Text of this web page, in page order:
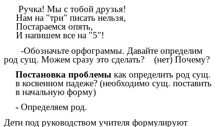
Ручка! Мы с тобой друзья!
Нам на "три" писать нельзя,
Постараемся опять,
И напишем все на "5"!
-Обозначьте орфограммы. Давайте определим
род сущ. Можем сразу это сделать? (нет) Почему?
Постановка проблемы как определить род сущ.
в косвенном падеже? (необходимо сущ. поставить
в начальную форму)
- Определяем род.
Дети под руководством учителя формулируют